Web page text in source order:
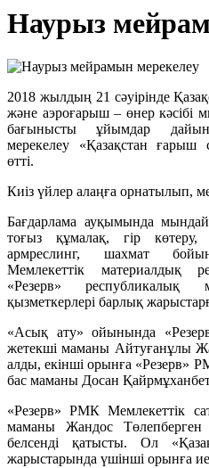
Наурыз
2018 жылдың 21 сәуірінде
және аэроғарыш – өнер кәсібі
бағынысты ұйымдар
мерекелеу «Қазақстан
өтті.
Киіз үйлер алаңға орнатылып,
Бағдарлама ауқымында
тоғыз құмалақ, гір
армреслинг, шахмат
Мемлекеттік материалдық
«Резерв» республикалық
қызметкерлері барлық
«Асық ату» ойынында
жетекші маманы Айтуғанұлы
алды, екінші орынға «Резерв»
бас маманы Досан
«Резерв» РМК Мемлекеттік
маманы Жандос Төлепберген
белсенді қатысты. Ол
жарыстарында үшінші орынға